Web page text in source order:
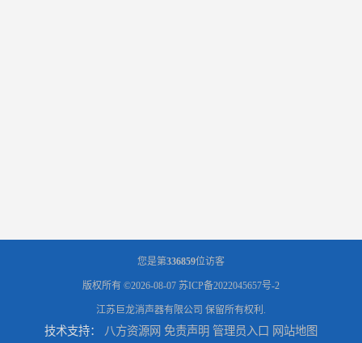
您是第336859位访客
版权所有 ©2026-08-07 苏ICP备2022045657号-2
江苏巨龙消声器有限公司 保留所有权利.
技术支持： 八方资源网 免责声明 管理员入口 网站地图